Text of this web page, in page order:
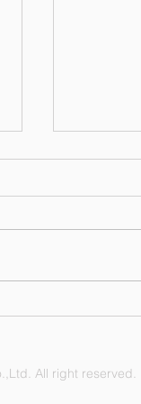
All right reserved.